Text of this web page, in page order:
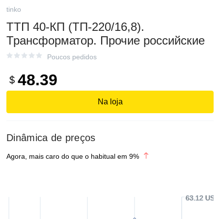
tinko
ТТП 40-КП (ТП-220/16,8).
Трансформатор. Прочие российские
Poucos pedidos
$ 48.39
Na loja
Dinâmica de preços
Agora, mais caro do que o habitual em 9%
63.12 USD